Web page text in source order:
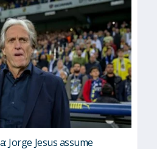
Jorge Jesus assume